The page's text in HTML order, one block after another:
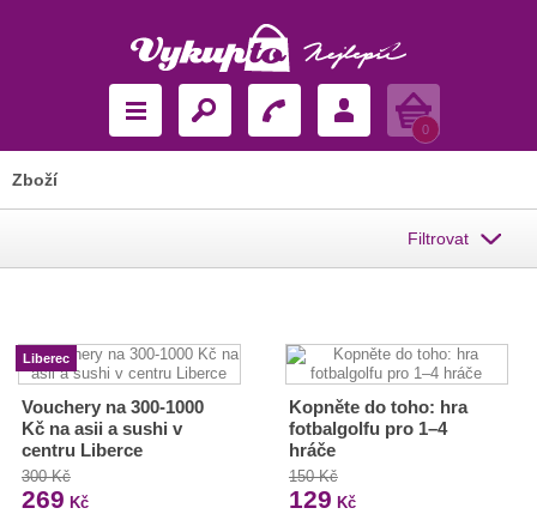
Košík
0
Zboží
Filtrovat
Liberec
Vouchery na 300-1000
Kč na asii a sushi v
centru Liberce
300 Kč
269 Kč
Kopněte do toho: hra
fotbalgolfu pro 1–4
hráče
150 Kč
129 Kč